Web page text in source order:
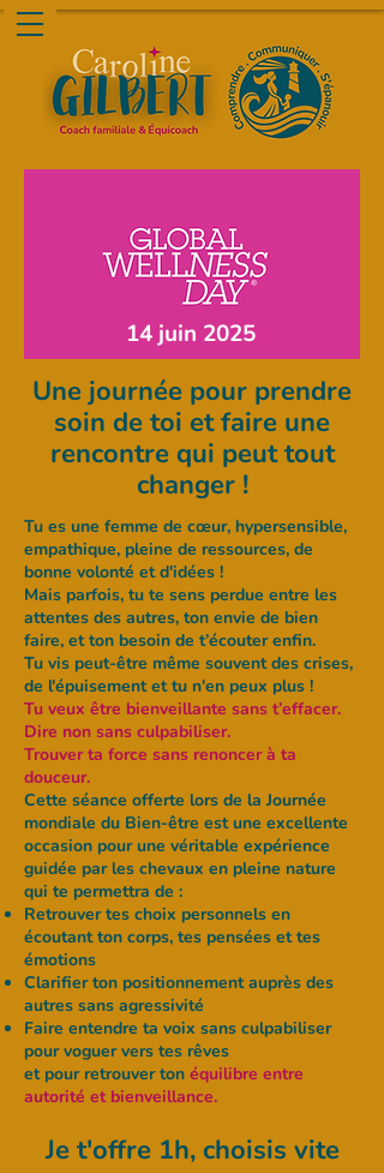
14 juin 2025
Une journée pour prendre
soin de toi et faire une
rencontre qui peut tout
changer !
Tu es une femme de cœur, hypersensible,
empathique, pleine de ressources, de
bonne volonté et d'idées !
Mais parfois, tu te sens perdue entre les
attentes des autres, ton envie de bien
faire, et ton besoin de t’écouter enfin.
Tu vis peut-être même souvent des crises,
de l'épuisement et tu n'en peux plus !
Tu veux être bienveillante sans t’effacer.
Dire non sans culpabiliser.
Trouver ta force sans renoncer à ta
douceur.
Cette séance offerte lors de la Journée
mondiale du Bien-être est une excellente
occasion pour une véritable expérience
guidée par les chevaux en pleine nature
qui te permettra de :
Retrouver tes choix personnels en
écoutant ton corps, tes pensées et tes
émotions
Clarifier ton positionnement auprès des
autres sans agressivité
Faire entendre ta voix sans culpabiliser
pour voguer vers tes rêves
et pour retrouver ton équilibre entre
autorité et bienveillance.
Je t'offre 1h, choisis vite